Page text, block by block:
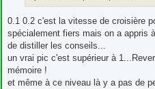
0.1 0.2 c'est la vitesse de croisière
spécialement fiers mais on a appris
de distiller les conseils...
un vrai pic c'est supérieur à
mémoire !
et même à ce niveau là y a pas de